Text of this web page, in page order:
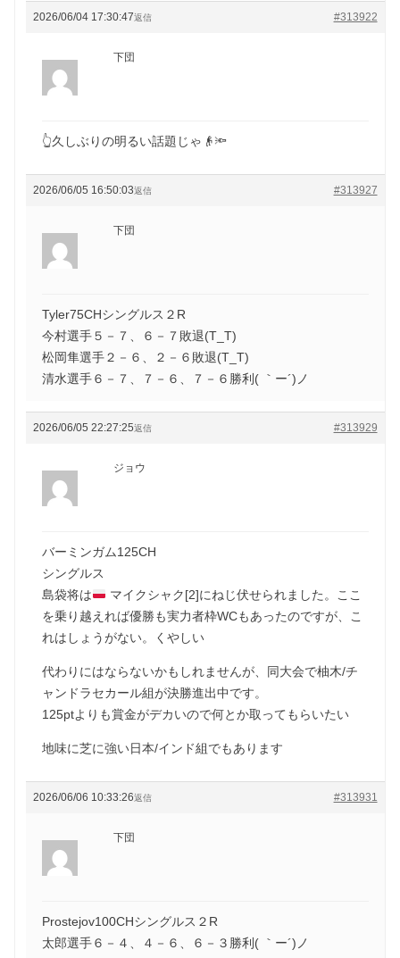
2026/06/04 17:30:47 #313922
返信
下団
👆久しぶりの明るい話題じゃ👴🔦
2026/06/05 16:50:03 #313927
返信
下団
Tyler75CHシングルス２R
今村選手５－７、６－７敗退(T_T)
松岡隼選手２－６、２－６敗退(T_T)
清水選手６－７、７－６、７－６勝利( ｀ー´)ノ
2026/06/05 22:27:25 #313929
返信
ジョウ
バーミンガム125CH
シングルス
島袋将は
マイクシャク[2]にねじ伏せられました。ここ
を乗り越えれば優勝も実力者枠WCもあったのですが、こ
れはしょうがない。くやしい
代わりにはならないかもしれませんが、同大会で柚木/チ
ャンドラセカール組が決勝進出中です。
125ptよりも賞金がデカいので何とか取ってもらいたい
地味に芝に強い日本/インド組でもあります
2026/06/06 10:33:26 #313931
返信
下団
Prostejov100CHシングルス２R
太郎選手６－４、４－６、６－３勝利( ｀ー´)ノ